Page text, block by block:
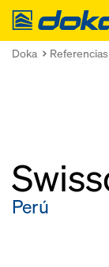
Doka
Doka Referencias
Perú